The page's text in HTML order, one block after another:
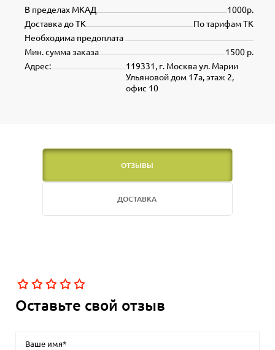
1000р.
В пределах МКАД
По тарифам ТК
Доставка до ТК
Необходима предоплата
1500 р.
Мин. сумма заказа
119331, г. Москва ул. Марии
Ульяновой дом 17а, этаж 2,
офис 10
Адрес:
ОТЗЫВЫ
ДОСТАВКА
Оставьте свой отзыв